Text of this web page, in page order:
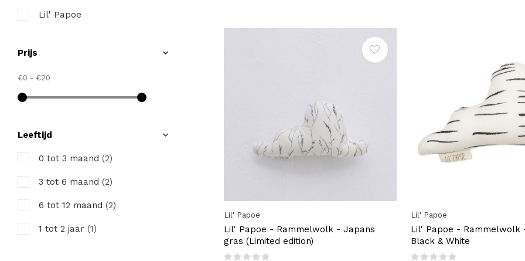
Lil' Papoe
Lil' Papoe - Rammelwolk - Japans
gras (Limited edition)
Lil' Papoe
Lil' Papoe - Rammelwolk
Black & White
Lil' Papoe
Prijs
€0 - €20
Leeftijd
0 tot 3 maand (2)
3 tot 6 maand (2)
6 tot 12 maand (2)
1 tot 2 jaar (1)